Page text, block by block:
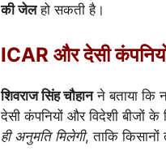
की जेलहो सकती है।
ICAR और देसी कंपनियों
शिवराज सिंह चौहानने बताया कि
देसी कंपनियों और विदेशी बीजों
ही अनुमति मिलेगी, ताकि